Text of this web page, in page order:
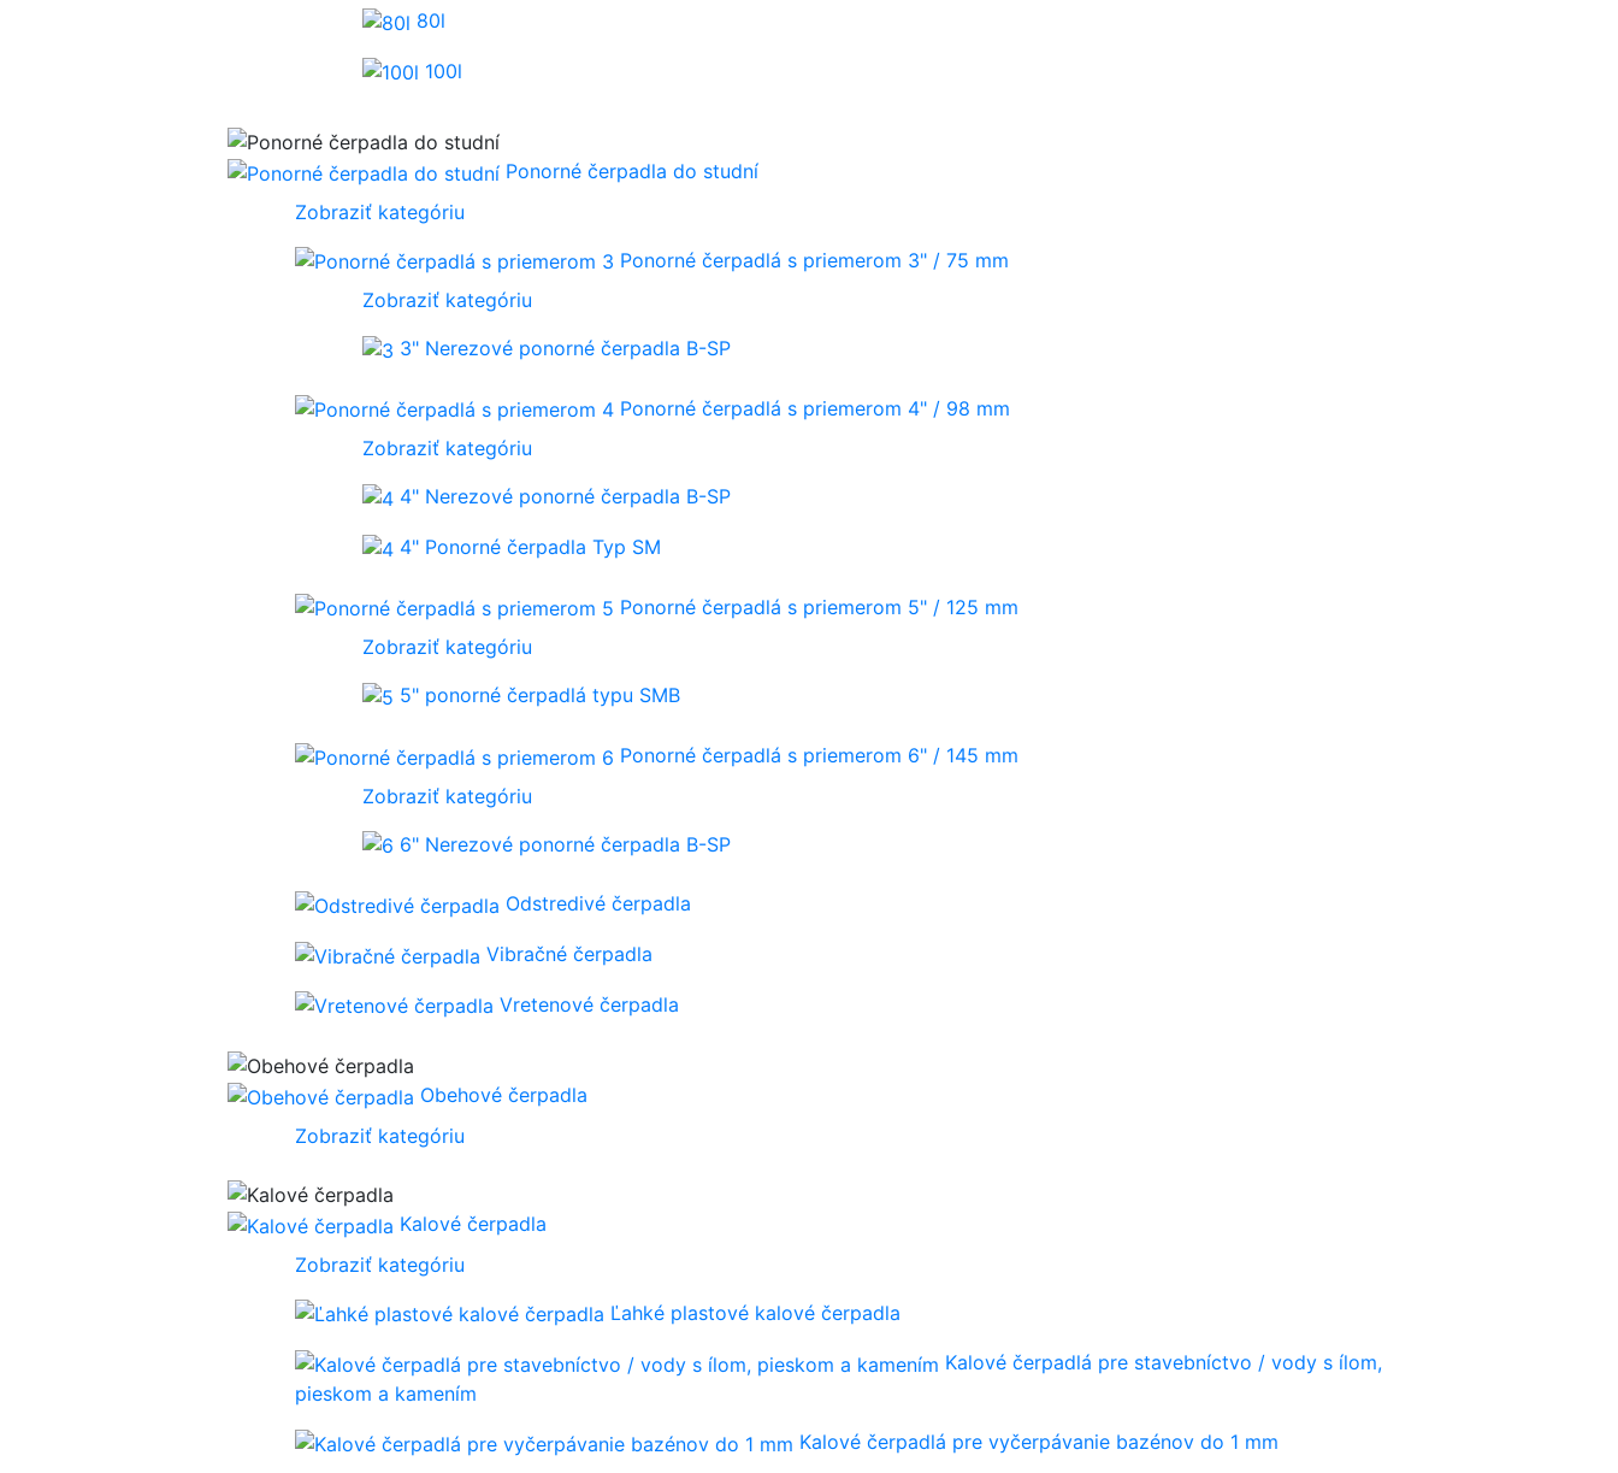
80l
100l
Ponorné čerpadla do studní
Zobraziť kategóriu
Ponorné čerpadlá s priemerom 3" / 75 mm
Zobraziť kategóriu
3" Nerezové ponorné čerpadla B-SP
Ponorné čerpadlá s priemerom 4" / 98 mm
Zobraziť kategóriu
4" Nerezové ponorné čerpadla B-SP
4" Ponorné čerpadla Typ SM
Ponorné čerpadlá s priemerom 5" / 125 mm
Zobraziť kategóriu
5" ponorné čerpadlá typu SMB
Ponorné čerpadlá s priemerom 6" / 145 mm
Zobraziť kategóriu
6" Nerezové ponorné čerpadla B-SP
Odstredivé čerpadla
Vibračné čerpadla
Vretenové čerpadla
Obehové čerpadla
Zobraziť kategóriu
Kalové čerpadla
Zobraziť kategóriu
Ľahké plastové kalové čerpadla
Kalové čerpadlá pre stavebníctvo / vody s ílom,
pieskom a kamením
Kalové čerpadlá pre vyčerpávanie bazénov do 1 mm